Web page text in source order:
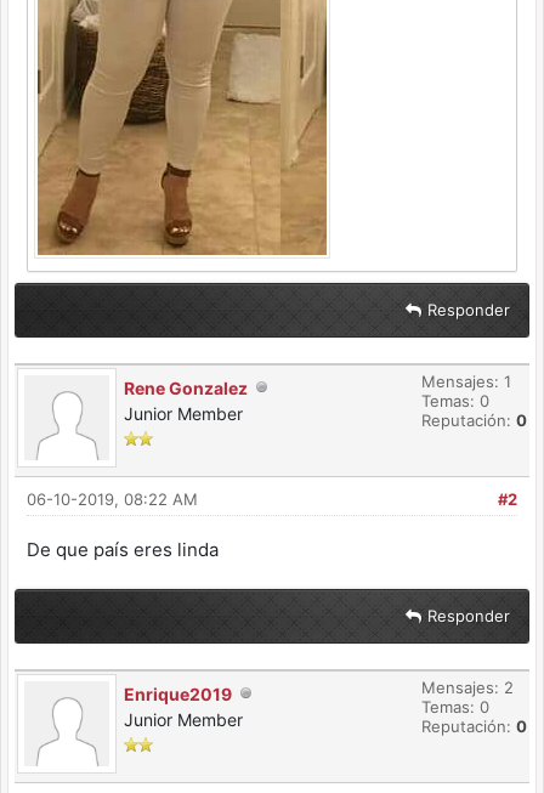
Responder
Rene Gonzalez
Junior Member
Mensajes: 1
Temas: 0
Reputación: 0
#2
06-10-2019, 08:22 AM
De que país eres linda
Responder
Enrique2019
Junior Member
Mensajes: 2
Temas: 0
Reputación: 0